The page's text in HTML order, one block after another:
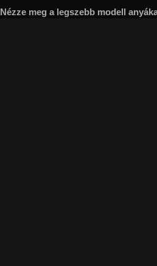
Nézze meg a legszebb modell